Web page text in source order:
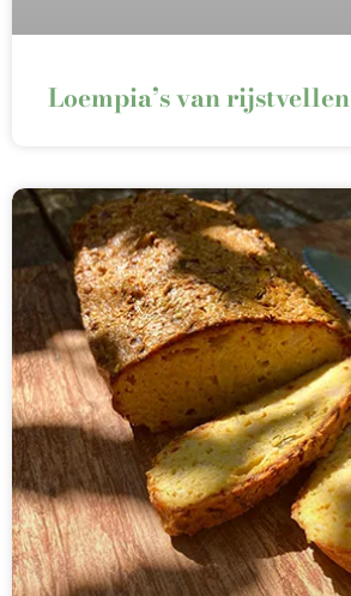
Loempia’s van rijstvellen⁠